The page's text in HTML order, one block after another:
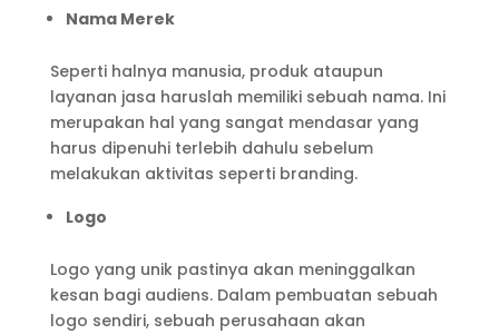
Nama Merek
Seperti halnya manusia, produk ataupun
layanan jasa haruslah memiliki sebuah nama. Ini
merupakan hal yang sangat mendasar yang
harus dipenuhi terlebih dahulu sebelum
melakukan aktivitas seperti branding.
Logo
Logo yang unik pastinya akan meninggalkan
kesan bagi audiens. Dalam pembuatan sebuah
logo sendiri, sebuah perusahaan akan